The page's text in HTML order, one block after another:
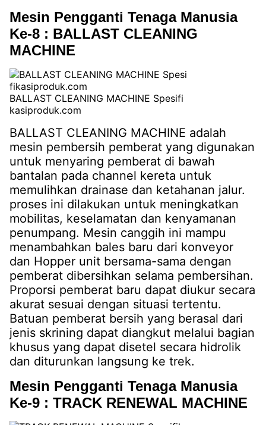
Mesin Pengganti Tenaga Manusia
Ke-8 : BALLAST CLEANING
MACHINE
BALLAST CLEANING MACHINE Spesifi
kasiproduk.com
BALLAST CLEANING MACHINE adalah
mesin pembersih pemberat yang digunakan
untuk menyaring pemberat di bawah
bantalan pada channel kereta untuk
memulihkan drainase dan ketahanan jalur.
proses ini dilakukan untuk meningkatkan
mobilitas, keselamatan dan kenyamanan
penumpang. Mesin canggih ini mampu
menambahkan bales baru dari konveyor
dan Hopper unit bersama-sama dengan
pemberat dibersihkan selama pembersihan.
Proporsi pemberat baru dapat diukur secara
akurat sesuai dengan situasi tertentu.
Batuan pemberat bersih yang berasal dari
jenis skrining dapat diangkut melalui bagian
khusus yang dapat disetel secara hidrolik
dan diturunkan langsung ke trek.
Mesin Pengganti Tenaga Manusia
Ke-9 : TRACK RENEWAL MACHINE